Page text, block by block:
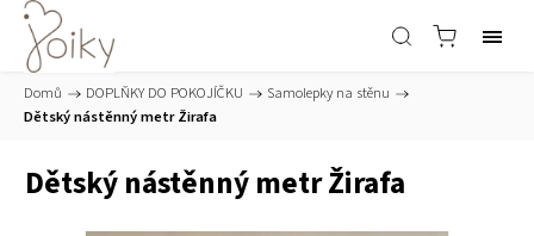
Domů / DOPLŇKY DO POKOJÍČKU / Samolepky na stěnu /
Dětský nástěnný metr Žirafa
Dětský nástěnný metr Žirafa